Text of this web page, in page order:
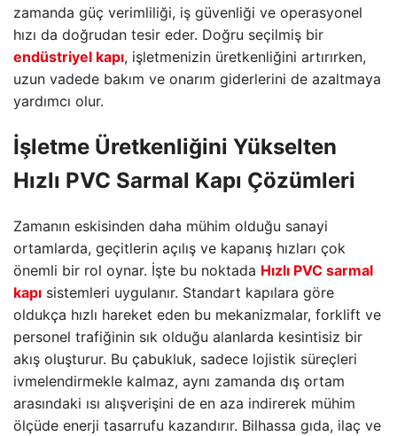
zamanda güç verimliliği, iş güvenliği ve operasyonel
hızı da doğrudan tesir eder. Doğru seçilmiş bir
endüstriyel kapı, işletmenizin üretkenliğini artırırken,
uzun vadede bakım ve onarım giderlerini de azaltmaya
yardımcı olur.
İşletme Üretkenliğini Yükselten
Hızlı PVC Sarmal Kapı Çözümleri
Zamanın eskisinden daha mühim olduğu sanayi
ortamlarda, geçitlerin açılış ve kapanış hızları çok
önemli bir rol oynar. İşte bu noktada Hızlı PVC sarmal
kapı sistemleri uygulanır. Standart kapılara göre
oldukça hızlı hareket eden bu mekanizmalar, forklift ve
personel trafiğinin sık olduğu alanlarda kesintisiz bir
akış oluşturur. Bu çabukluk, sadece lojistik süreçleri
ivmelendirmekle kalmaz, aynı zamanda dış ortam
arasındaki ısı alışverişini de en aza indirerek mühim
ölçüde enerji tasarrufu kazandırır. Bilhassa gıda, ilaç ve